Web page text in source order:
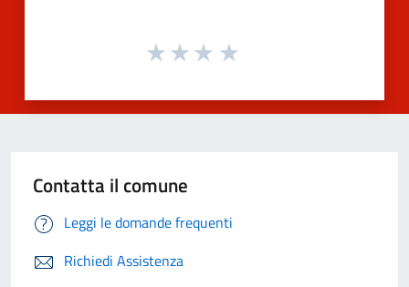
Contatta il comune
Leggi le domande frequenti
Richiedi Assistenza